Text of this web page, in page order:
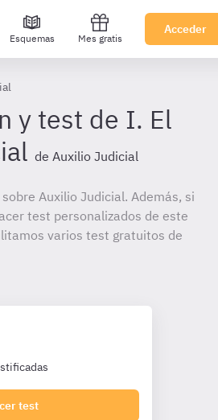
Esquemas Mes gratis
Acceder
y test de I. El
de Auxilio Judicial
Auxilio Judicial. Además, si
test personalizados de este
varios test gratuitos de
test